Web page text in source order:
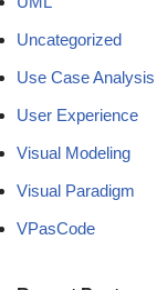
Uncategorized
Use Case Analysis
User Experience
Visual Modeling
Visual Paradigm
VPasCode